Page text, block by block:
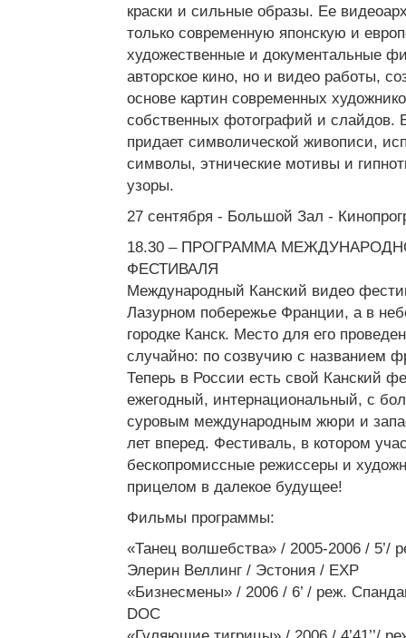
краски и сильные образы. Ее
только современную японскую и
художественные и документальные
авторское кино, но и видео работы,
основе картин современных
собственных фотографий и слайдов.
придает символической живописи,
символы, этнические мотивы и
узоры.
27 сентября - Большой Зал -
18.30 – ПРОГРАММА
ФЕСТИВАЛЯ
Международный Канский видео
Лазурном побережье Франции, а в
городке Канск. Место для его
случайно: по созвучию с названием
Теперь в России есть свой Канский
ежегодный, интернациональный, с
суровым международным жюри и
лет вперед. Фестиваль, в котором
бескопромиссные режиссеры и
прицелом в далекое будущее!
Фильмы программы:
«Танец волшебства» / 2005-2006 / 5’/
Элерин Веллинг / Эстония / EXP
«Бизнесмены» / 2006 / 6’ / реж.
DOC